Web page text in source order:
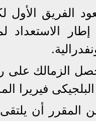
الفريق الأول
فيريرا